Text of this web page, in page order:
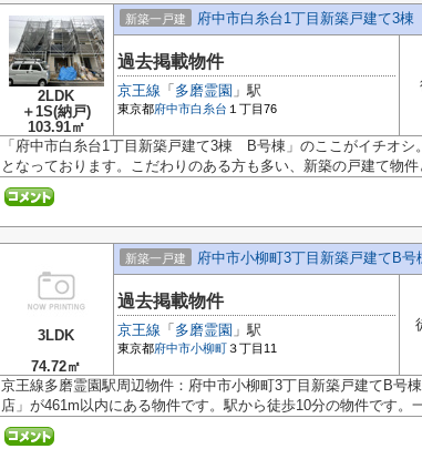
2LDK
＋1S(納戸)
103.91㎡
新築一戸建 府中市白糸台1丁目新築戸建て3
過去掲載物件
京王線 「 多磨霊園 」駅
東京都府中市白糸台 １丁目76
「府中市白糸台1丁目新築戸建て3棟 B号棟」のここがイチオ
となっております。こだわりのある方も多い、新築の戸建て物
3LDK
74.72㎡
新築一戸建 府中市小柳町3丁目新築戸建てB号
過去掲載物件
京王線 「 多磨霊園 」駅
東京都府中市小柳町 ３丁目11
京王線多磨霊園駅周辺物件：府中市小柳町3丁目新築戸建てB号
店」が461m以内にある物件です。駅から徒歩10分の物件です。